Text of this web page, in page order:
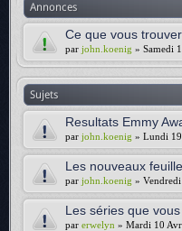
Annonces
Ce que vous
par john.koenig » Samedi
Sujets
Resultats Emmy
par john.koenig » Lundi
Les nouveaux
par john.koenig »
Les séries que
par erwelyn » Mardi 10